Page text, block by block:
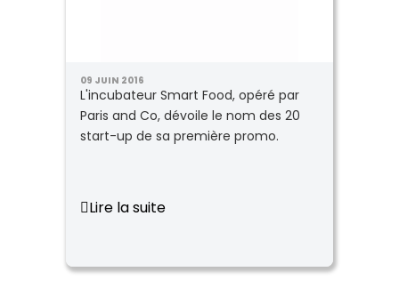
09 JUIN 2016
L'incubateur Smart Food, opéré par
Paris and Co, dévoile le nom des 20
start-up de sa première promo.
Lire la suite